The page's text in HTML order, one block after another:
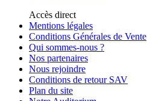
Accès direct
Mentions légales
Conditions Générales de Vente
Qui sommes-nous ?
Nos partenaires
Nous rejoindre
Conditions de retour SAV
Plan du site